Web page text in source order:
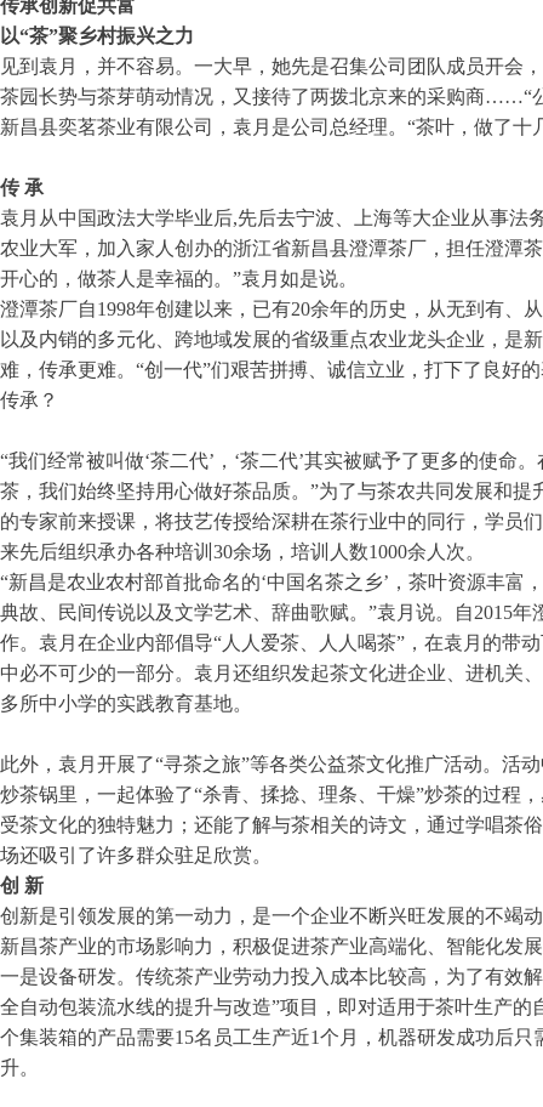
传承创新促共富
以“茶”聚乡村振兴之力
见到袁月，并不容易。一大早，她先是召集公司团队成员开会
茶园长势与茶芽萌动情况，又接待了两拨北京来的采购商……“
新昌县奕茗茶业有限公司，袁月是公司总经理。“茶叶，做了
传 承
袁月从中国政法大学毕业后,先后去宁波、上海等大企业从事
农业大军，加入家人创办的浙江省新昌县澄潭茶厂，担任澄潭
开心的，做茶人是幸福的。”袁月如是说。
澄潭茶厂自1998年创建以来，已有20余年的历史，从无到有
以及内销的多元化、跨地域发展的省级重点农业龙头企业，是
难，传承更难。“创一代”们艰苦拼搏、诚信立业，打下了良好
传承？
“我们经常被叫做‘茶二代’，‘茶二代’其实被赋予了更多的使
茶，我们始终坚持用心做好茶品质。”为了与茶农共同发展和
的专家前来授课，将技艺传授给深耕在茶行业中的同行，学员
来先后组织承办各种培训30余场，培训人数1000余人次。
“新昌是农业农村部首批命名的‘中国名茶之乡’，茶叶资源丰
典故、民间传说以及文学艺术、辞曲歌赋。”袁月说。自2015
作。袁月在企业内部倡导“人人爱茶、人人喝茶”，在袁月的带
中必不可少的一部分。袁月还组织发起茶文化进企业、进机关
多所中小学的实践教育基地。
此外，袁月开展了“寻茶之旅”等各类公益茶文化推广活动。活
炒茶锅里，一起体验了“杀青、揉捻、理条、干燥”炒茶的过程
受茶文化的独特魅力；还能了解与茶相关的诗文，通过学唱茶
场还吸引了许多群众驻足欣赏。
创 新
创新是引领发展的第一动力，是一个企业不断兴旺发展的不竭
新昌茶产业的市场影响力，积极促进茶产业高端化、智能化发
一是设备研发。传统茶产业劳动力投入成本比较高，为了有效
全自动包装流水线的提升与改造”项目，即对适用于茶叶生产
个集装箱的产品需要15名员工生产近1个月，机器研发成功后
升。